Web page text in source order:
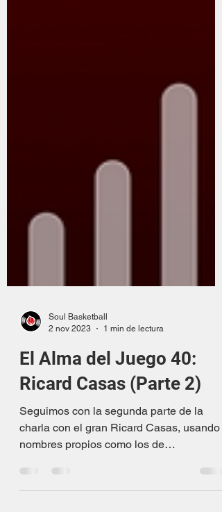
2 nov 2023
1 min de lectura
El Alma del Juego 40:
Ricard Casas (Parte 2)
Seguimos con la segunda parte de la
charla con el gran Ricard Casas, usando
nombres propios como los de